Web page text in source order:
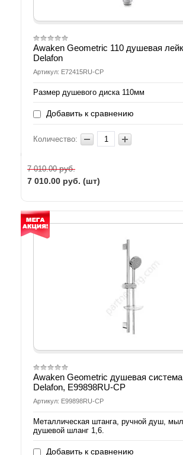
Awaken Geometric 110 душевая
Delafon
Артикул: E72415RU-CP
Размер душевого диска 110мм
Добавить к сравнению
Количество:
7 010.00руб.
7 010.00 руб. (шт)
Awaken Geometric душевая
Delafon, E99898RU-CP
Артикул: E99898RU-CP
Металлическая штанга, ручной душ,
душевой шланг 1,6.
Добавить к сравнению